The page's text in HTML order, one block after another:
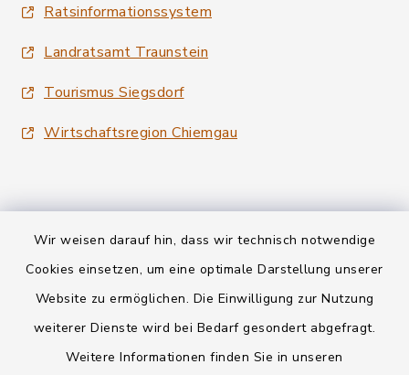
Wir weisen darauf hin, dass wir technisch notwendige
Cookies einsetzen, um eine optimale Darstellung unserer
Website zu ermöglichen. Die Einwilligung zur Nutzung
weiterer Dienste wird bei Bedarf gesondert abgefragt.
Weitere Informationen finden Sie in unseren
Ratsinformationssystem
Landratsamt Traunstein
Tourismus Siegsdorf
Wirtschaftsregion Chiemgau
Kontakt
Informationspflichten